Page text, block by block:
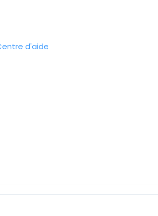
d'aide